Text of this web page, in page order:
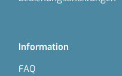
Information
FAQ